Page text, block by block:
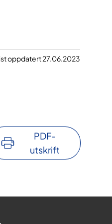
oppdatert 27.06.2023
PDF-
utskrift